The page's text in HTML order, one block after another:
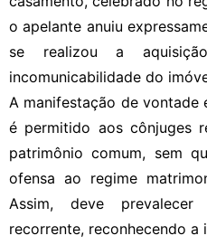
o apelante anuiu
se realizou a
incomunicabilidade do
A manifestação de
é permitido aos cônjuges
patrimônio comum, sem
ofensa ao regime
Assim, deve
recorrente, reconhecendo